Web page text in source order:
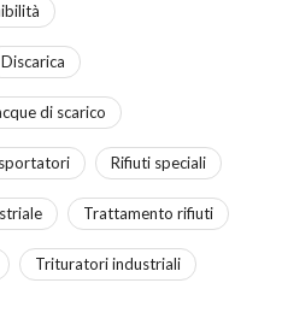
Discarica
di scarico
Rifiuti speciali
Trattamento rifiuti
Trituratori industriali